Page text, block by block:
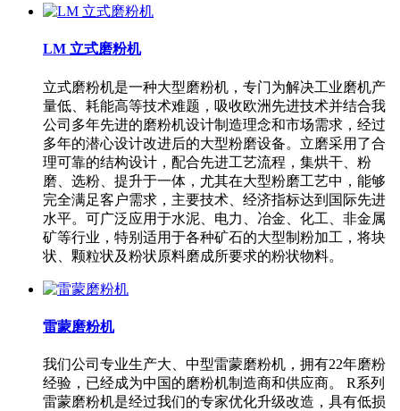
LM 立式磨粉机
立式磨粉机是一种大型磨粉机，专门为解决工业磨机产
量低、耗能高等技术难题，吸收欧洲先进技术并结合我
公司多年先进的磨粉机设计制造理念和市场需求，经过
多年的潜心设计改进后的大型粉磨设备。立磨采用了合
理可靠的结构设计，配合先进工艺流程，集烘干、粉
磨、选粉、提升于一体，尤其在大型粉磨工艺中，能够
完全满足客户需求，主要技术、经济指标达到国际先进
水平。可广泛应用于水泥、电力、冶金、化工、非金属
矿等行业，特别适用于各种矿石的大型制粉加工，将块
状、颗粒状及粉状原料磨成所要求的粉状物料。
雷蒙磨粉机
我们公司专业生产大、中型雷蒙磨粉机，拥有22年磨粉
经验，已经成为中国的磨粉机制造商和供应商。 R系列
雷蒙磨粉机是经过我们的专家优化升级改造，具有低损